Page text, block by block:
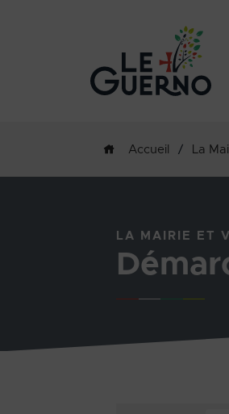
Accueil / La
LA MAIRIE ET